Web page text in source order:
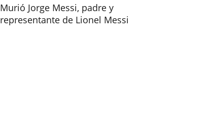
Murió Jorge Messi, padre y
representante de Lionel Messi